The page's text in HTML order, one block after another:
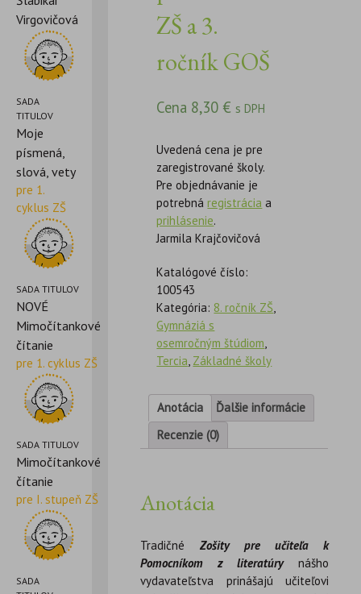
Virgovičová
SADA
TITULOV
Moje
písmená,
slová, vety
pre 1.
cyklus ZŠ
SADA TITULOV
NOVÉ
Mimočítankové
čítanie
pre 1. cyklus ZŠ
SADA TITULOV
Mimočítankové
čítanie
pre I. stupeň ZŠ
SADA
ZŠ a 3.
ročník GOŠ
Cena 8,30 € s DPH
Uvedená cena je pre
zaregistrované školy.
Pre objednávanie je
potrebnáregistrácia a
prihlásenie.
Jarmila Krajčovičová
Katalógové číslo:
100543
Kategória: 8. ročník ZŠ,
Gymnáziá s
osemročným štúdiom,
Tercia, Základné školy
Anotácia
Ďalšie informácie
Recenzie (0)
Anotácia
Tradičné Zošity pre učiteľa k
Pomocníkom z literatúrynášho
vydavateľstva prinášajú učiteľovi